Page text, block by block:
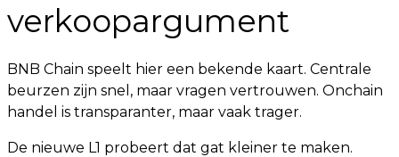
verkoopargument
BNB Chain speelt hier een bekende kaart. Centrale
beurzen zijn snel, maar vragen vertrouwen. Onchain
handel is transparanter, maar vaak trager.
De nieuwe L1 probeert dat gat kleiner te maken.